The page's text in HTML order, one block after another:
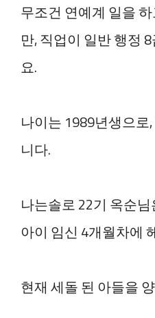
무조건 연예계 일을
만, 직업이 일반 행정
요.
나이는 1989년생으
니다.
나는솔로 22기 옥순
아이 임신 4개월차에
현재 세돌 된 아들을